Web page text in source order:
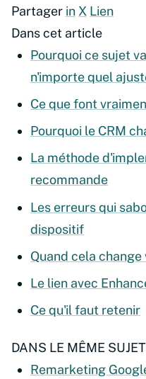
Partager in X Lien
Dans cet article
Pourquoi ce sujet
n'importe quel
Ce que font
Pourquoi le CRM
La méthode
recommande
Les erreurs qui
dispositif
Quand cela change
Le lien avec
Ce qu'il faut retenir
DANS LE MÊME SUJET
Remarketing